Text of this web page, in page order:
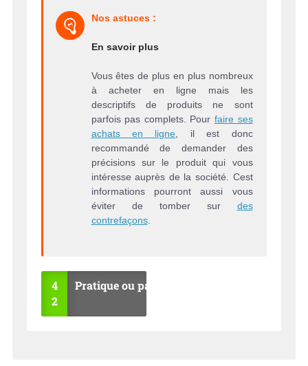
Nos astuces :
En savoir plus
Vous êtes de plus en plus nombreux
à acheter en ligne mais les
descriptifs de produits ne sont
parfois pas complets. Pour faire ses
achats en ligne , il est donc
recommandé de demander des
précisions sur le produit qui vous
intéresse auprès de la société. Cest
informations pourront aussi vous
éviter de tomber sur des
contrefaçons.
4
2
Pratique ou pas ?